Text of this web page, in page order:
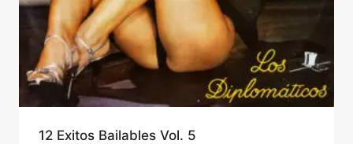
12 Exitos Bailables Vol. 5